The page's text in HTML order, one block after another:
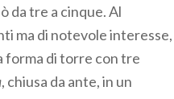
da tre a cinque. Al
ma di notevole interesse,
forma di torre con tre
, chiusa da ante, in un